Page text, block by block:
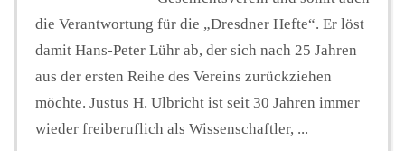
die Verantwortung für die „Dresdner Hefte“. Er löst
damit Hans-Peter Lühr ab, der sich nach 25 Jahren
aus der ersten Reihe des Vereins zurückziehen
möchte. Justus H. Ulbricht ist seit 30 Jahren immer
wieder freiberuflich als Wissenschaftler, ...